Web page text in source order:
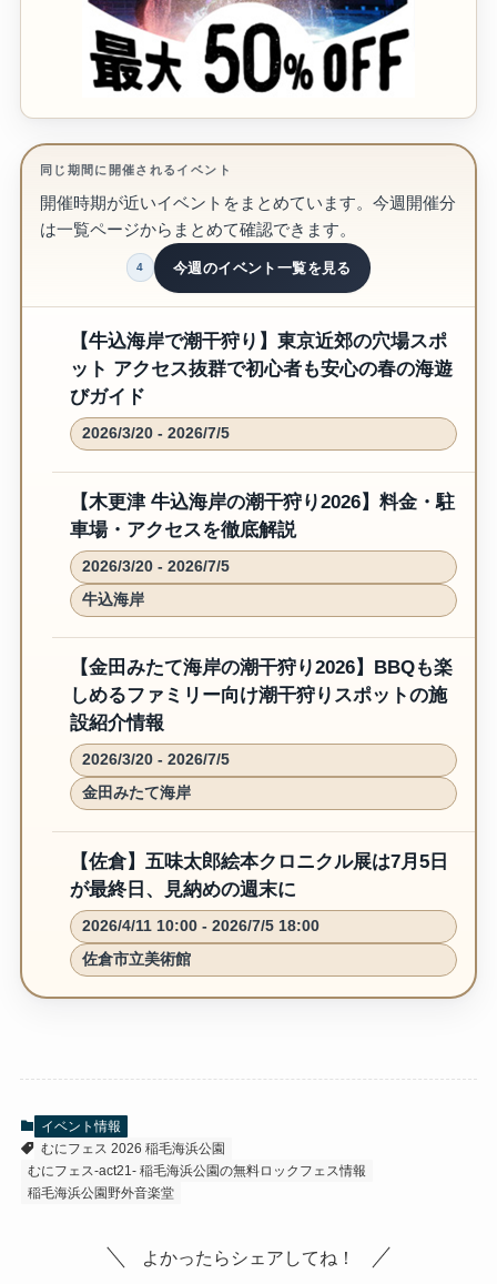
同じ期間に開催されるイベント
開催時期が近いイベントをまとめています。今週開催分
は一覧ページからまとめて確認できます。
4 今週のイベント一覧を見る
【牛込海岸で潮干狩り】東京近郊の穴場スポ
ット アクセス抜群で初心者も安心の春の海遊
びガイド
2026/3/20 - 2026/7/5
【木更津 牛込海岸の潮干狩り2026】料金・駐
車場・アクセスを徹底解説
2026/3/20 - 2026/7/5
牛込海岸
【金田みたて海岸の潮干狩り2026】BBQも楽
しめるファミリー向け潮干狩りスポットの施
設紹介情報
2026/3/20 - 2026/7/5
金田みたて海岸
【佐倉】五味太郎絵本クロニクル展は7月5日
が最終日、見納めの週末に
2026/4/11 10:00 - 2026/7/5 18:00
佐倉市立美術館
イベント情報
むにフェス 2026 稲毛海浜公園
むにフェス-act21- 稲毛海浜公園の無料ロックフェス情報
稲毛海浜公園野外音楽堂
よかったらシェアしてね！